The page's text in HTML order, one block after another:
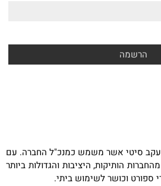
1987 על ידי יעקב סיטי אשר משמש כמנכ"ל החברה. עם
הותיקות, היציבות והגדולות ביותר
ספורט וכושר לשימוש ביתי.